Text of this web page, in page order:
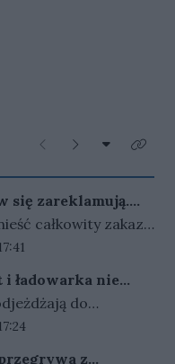
Poprzednie
Następne
Rozwiń
Kliknij
się zareklamują.
całkowity zakaz
Nadal jednak
presja zakupowa i
ładowarka nie
znaleźli sposób
kosztem
do
przewodów
z